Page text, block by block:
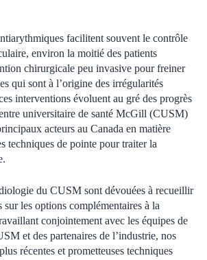
facilitent souvent le contrôle
environ la moitié des patients
chirurgicale peu invasive pour freiner
qui sont à l’origine des irrégularités
interventions évoluent au gré des progrès
universitaire de santé McGill (CUSM)
acteurs au Canada en matière
techniques de pointe pour traiter la
du CUSM sont dévouées à recueillir
sur les options complémentaires à la
conjointement avec les équipes de
et des partenaires de l’industrie, nos
récentes et prometteuses techniques